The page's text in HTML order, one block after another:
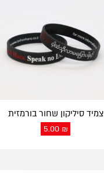
צמיד סיליקון שחור בורמזית
5.00 ₪